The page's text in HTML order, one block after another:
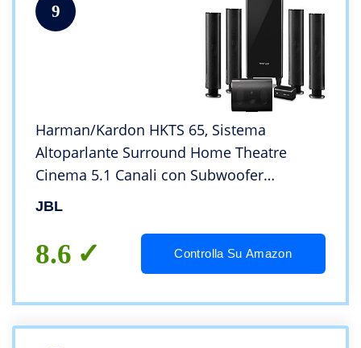
9
Harman/Kardon HKTS 65, Sistema
Altoparlante Surround Home Theatre
Cinema 5.1 Canali con Subwoofer
Wireless, Nero
JBL
8.6 Controlla Su Amazon